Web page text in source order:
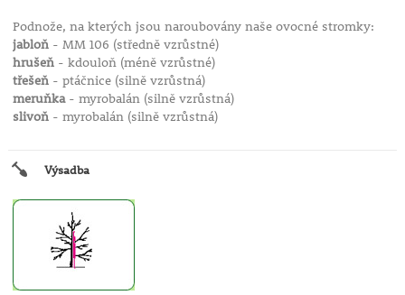
Podnože, na kterých jsou naroubovány naše ovocné stromky:
jabloň- MM 106 (středně vzrůstné)
hrušeň- kdouloň (méně vzrůstné)
třešeň- ptáčnice (silně vzrůstná)
meruňka- myrobalán (silně vzrůstná)
slivoň- myrobalán (silně vzrůstná)
Výsadba